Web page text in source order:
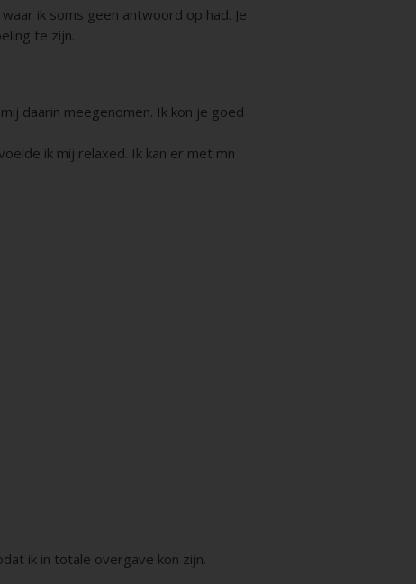
ik soms geen antwoord op had. Je
te zijn.
daarin meegenomen. Ik kon je goed
ik mij relaxed. Ik kan er met mn
ik in totale overgave kon zijn.